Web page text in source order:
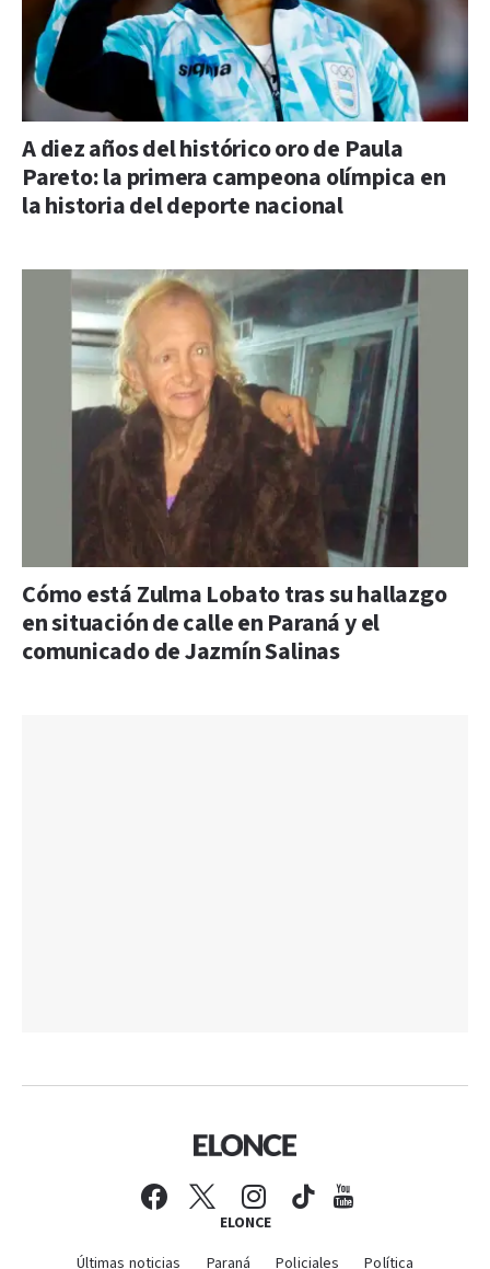
A diez años del histórico oro de Paula
Pareto: la primera campeona olímpica en
la historia del deporte nacional
Cómo está Zulma Lobato tras su hallazgo
en situación de calle en Paraná y el
comunicado de Jazmín Salinas
ELONCE
Últimas noticias Paraná Policiales Política